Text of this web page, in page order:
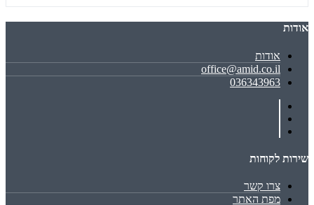
אודות
אודות
office@amid.co.il
036343963
שירות לקוחות
צרו קשר
מפת האתר